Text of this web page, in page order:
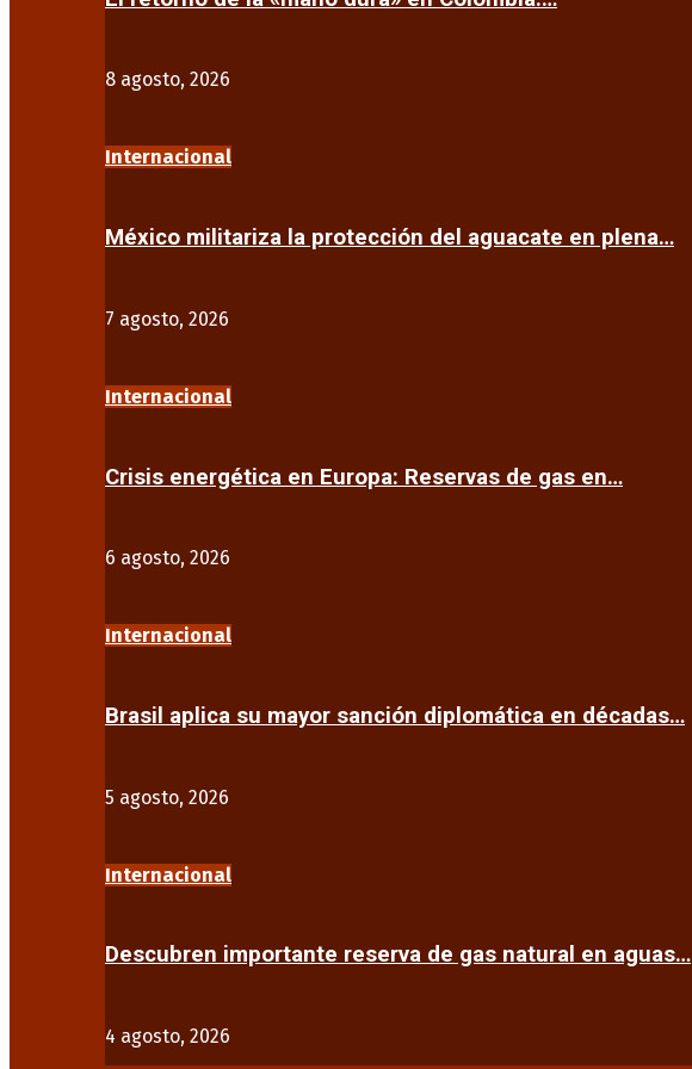
8 agosto, 2026
Internacional
México militariza la protección del aguacate en plena…
7 agosto, 2026
Internacional
Crisis energética en Europa: Reservas de gas en…
6 agosto, 2026
Internacional
Brasil aplica su mayor sanción diplomática en décadas…
5 agosto, 2026
Internacional
Descubren importante reserva de gas natural en aguas…
4 agosto, 2026